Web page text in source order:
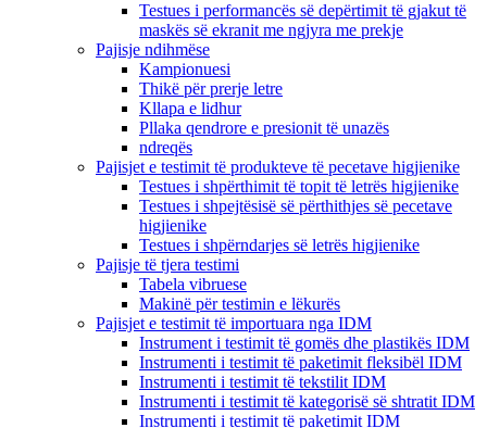
Testues i performancës së depërtimit të gjakut të
maskës së ekranit me ngjyra me prekje
Pajisje ndihmëse
Kampionuesi
Thikë për prerje letre
Kllapa e lidhur
Pllaka qendrore e presionit të unazës
ndreqës
Pajisjet e testimit të produkteve të pecetave higjienike
Testues i shpërthimit të topit të letrës higjienike
Testues i shpejtësisë së përthithjes së pecetave
higjienike
Testues i shpërndarjes së letrës higjienike
Pajisje të tjera testimi
Tabela vibruese
Makinë për testimin e lëkurës
Pajisjet e testimit të importuara nga IDM
Instrument i testimit të gomës dhe plastikës IDM
Instrumenti i testimit të paketimit fleksibël IDM
Instrumenti i testimit të tekstilit IDM
Instrumenti i testimit të kategorisë së shtratit IDM
Instrumenti i testimit të paketimit IDM